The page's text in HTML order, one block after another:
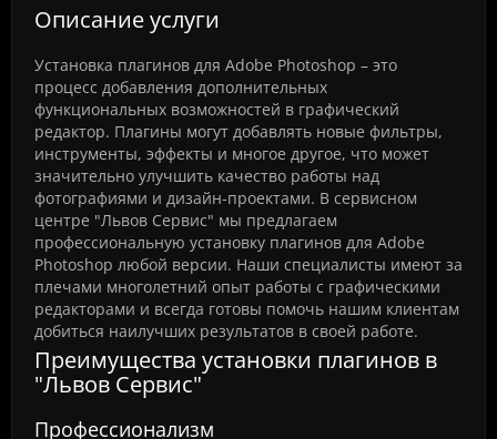
Описание услуги
Установка плагинов для Adobe Photoshop – это
процесс добавления дополнительных
функциональных возможностей в графический
редактор. Плагины могут добавлять новые фильтры,
инструменты, эффекты и многое другое, что может
значительно улучшить качество работы над
фотографиями и дизайн-проектами. В сервисном
центре "Львов Сервис" мы предлагаем
профессиональную установку плагинов для Adobe
Photoshop любой версии. Наши специалисты имеют за
плечами многолетний опыт работы с графическими
редакторами и всегда готовы помочь нашим клиентам
добиться наилучших результатов в своей работе.
Преимущества установки плагинов в
"Львов Сервис"
Профессионализм